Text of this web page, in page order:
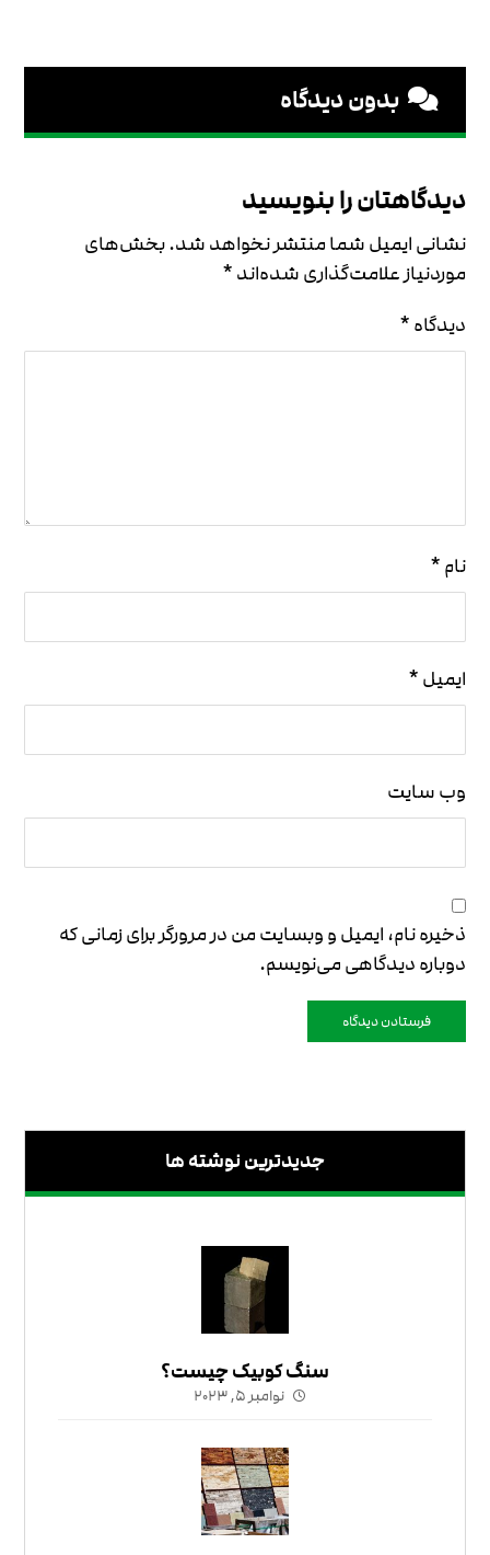
بدون دیدگاه
دیدگاهتان را بنویسید
نشانی ایمیل شما منتشر نخواهد شد.بخش‌های
موردنیاز علامت‌گذاری شده‌اند *
دیدگاه *
نام *
ایمیل *
وب‌ سایت
ذخیره نام، ایمیل و وبسایت من در مرورگر برای زمانی که
دوباره دیدگاهی می‌نویسم.
فرستادن دیدگاه
جدیدترین نوشته ها
سنگ کوبیک چیست؟
نوامبر ۵, ۲۰۲۳